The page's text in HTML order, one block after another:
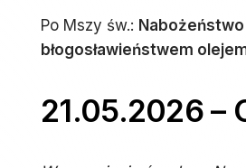
Po Mszy św.:
błogosławieństwem
21.05.2026 –